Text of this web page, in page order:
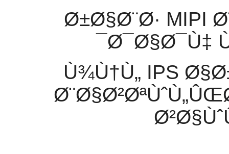
Ø±Ø§Ø¨Ø· MIPI
Ø¯Ø§Ø¯Ù‡
Ù¾Ù†Ù„ IPS